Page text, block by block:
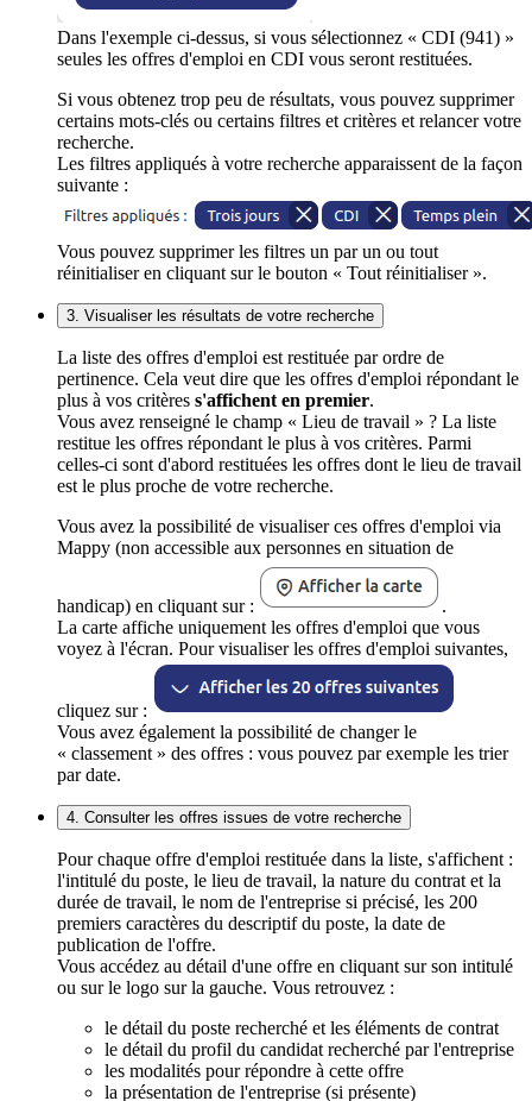
Dans l'exemple ci-dessus, si vous sélectionnez « CDI (941) »
seules les offres d'emploi en CDI vous seront restituées.
Si vous obtenez trop peu de résultats, vous pouvez supprimer
certains mots-clés ou certains filtres et critères et relancer votre
recherche.
Les filtres appliqués à votre recherche apparaissent de la façon
suivante :
Vous pouvez supprimer les filtres un par un ou tout
réinitialiser en cliquant sur le bouton « Tout réinitialiser ».
3. Visualiser les résultats de votre recherche
La liste des offres d'emploi est restituée par ordre de
pertinence. Cela veut dire que les offres d'emploi répondant le
plus à vos critères s'affichent en premier.
Vous avez renseigné le champ « Lieu de travail » ? La liste
restitue les offres répondant le plus à vos critères. Parmi
celles-ci sont d'abord restituées les offres dont le lieu de travail
est le plus proche de votre recherche.
Vous avez la possibilité de visualiser ces offres d'emploi via
Mappy (non accessible aux personnes en situation de
handicap) en cliquant sur :
.
La carte affiche uniquement les offres d'emploi que vous
voyez à l'écran. Pour visualiser les offres d'emploi suivantes,
cliquez sur :
Vous avez également la possibilité de changer le
« classement » des offres : vous pouvez par exemple les trier
par date.
4. Consulter les offres issues de votre recherche
Pour chaque offre d'emploi restituée dans la liste, s'affichent :
l'intitulé du poste, le lieu de travail, la nature du contrat et la
durée de travail, le nom de l'entreprise si précisé, les 200
premiers caractères du descriptif du poste, la date de
publication de l'offre.
Vous accédez au détail d'une offre en cliquant sur son intitulé
ou sur le logo sur la gauche. Vous retrouvez :
le détail du poste recherché et les éléments de contrat
le détail du profil du candidat recherché par l'entreprise
les modalités pour répondre à cette offre
la présentation de l'entreprise (si présente)